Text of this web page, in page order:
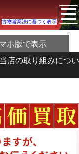
古物営業法に基づく表示
ホ版で表示
店の取り組みについ